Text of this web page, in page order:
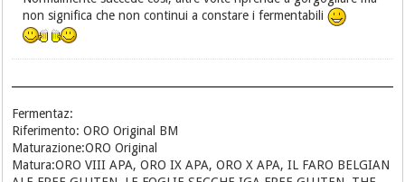
non significa che non continui a constare i fermentabili
Fermentaz:
Riferimento: ORO Original BM
Maturazione:ORO Original
Matura:ORO VIII APA, ORO IX APA, ORO X APA, IL FARO BELGIAN